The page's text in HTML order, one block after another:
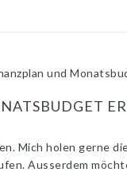
und
Mich holen gerne
Ausserdem